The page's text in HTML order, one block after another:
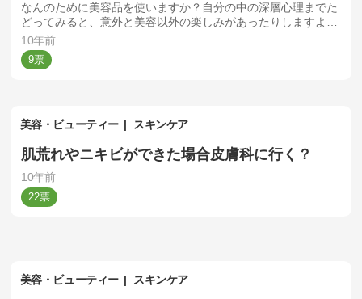
なんのために美容品を使いますか？自分の中の深層心理までた
どってみると、意外と美容以外の楽しみがあったりしますよ
ね。
10年前
9
美容・ビューティー スキンケア
肌荒れやニキビができた場合皮膚科に行く？
10年前
22
美容・ビューティー スキンケア